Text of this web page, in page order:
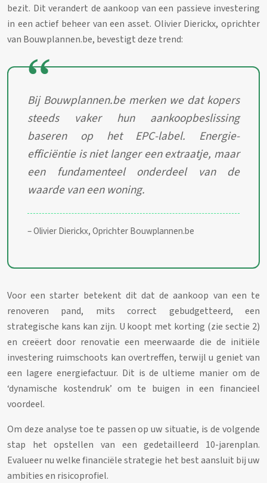
bezit. Dit verandert de aankoop van een passieve investering
in een actief beheer van een asset. Olivier Dierickx, oprichter
van Bouwplannen.be, bevestigt deze trend:
Bij Bouwplannen.be merken we dat kopers
steeds vaker hun aankoopbeslissing
baseren op het EPC-label. Energie-
efficiëntie is niet langer een extraatje, maar
een fundamenteel onderdeel van de
waarde van een woning.
– Olivier Dierickx, Oprichter Bouwplannen.be
Voor een starter betekent dit dat de aankoop van een te
renoveren pand, mits correct gebudgetteerd, een
strategische kans kan zijn. U koopt met korting (zie sectie 2)
en creëert door renovatie een meerwaarde die de initiële
investering ruimschoots kan overtreffen, terwijl u geniet van
een lagere energiefactuur. Dit is de ultieme manier om de
‘dynamische kostendruk’ om te buigen in een financieel
voordeel.
Om deze analyse toe te passen op uw situatie, is de volgende
stap het opstellen van een gedetailleerd 10-jarenplan.
Evalueer nu welke financiële strategie het best aansluit bij uw
ambities en risicoprofiel.